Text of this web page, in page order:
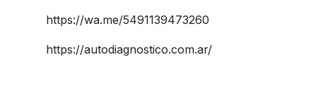
https://wa.me/5491139473260
https://autodiagnostico.com.ar/